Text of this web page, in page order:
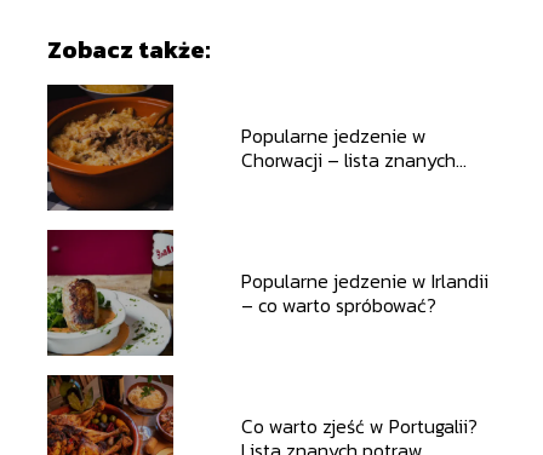
Zobacz także:
Popularne jedzenie w
Chorwacji – lista znanych
Popularne jedzenie w Irlandii
– co warto spróbować?
Co warto zjeść w Portugalii?